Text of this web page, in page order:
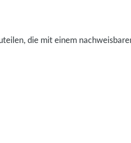
die mit einem